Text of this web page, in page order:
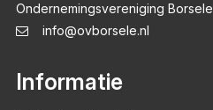
Ondernemingsvereniging Borsele
info@ovborsele.nl
Informatie